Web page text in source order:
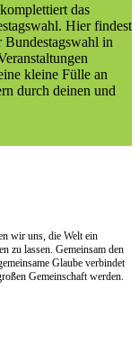
komplettiert das
Hier findest
Bundestagswahl in
kleine Fülle an
durch deinen und
wir uns, die Welt ein
zu lassen. Gemeinsam den
Glaube verbindet
Gemeinschaft werden.